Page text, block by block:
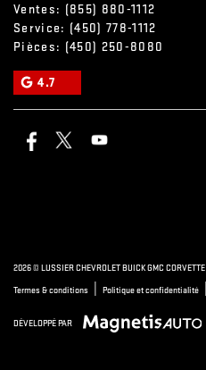
Ventes: (855) 880-1112
Service: (450) 778-1112
Pièces: (450) 250-8080
4.7
2026 © LUSSIER CHEVROLET BUICK GMC CORVETTE
Termes & conditions Politique et confidentialité
DÉVELOPPÉ PAR